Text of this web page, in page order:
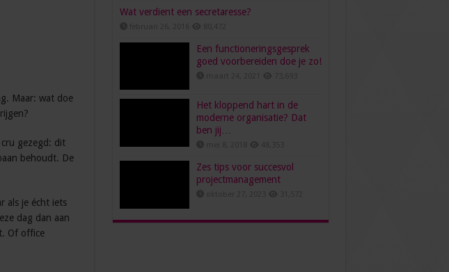
Maar: wat doe
cru gezegd: dit
behoudt. De
als je écht iets
dag dan aan
Of office
Wat verdient een secretaresse?
Een functioneringsgesprek
goed voorbereiden doe je zo!
Het kloppend hart in de
moderne organisatie? Dat
ben jij…
Zes tips voor succesvol
projectmanagement